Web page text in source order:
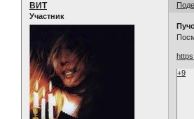
ВИТ
Участник
+9